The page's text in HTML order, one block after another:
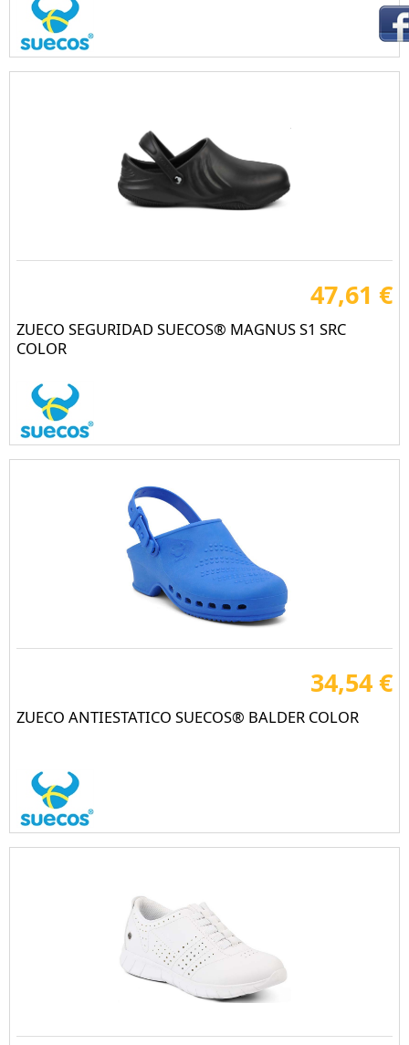
47,61 €
ZUECO SEGURIDAD SUECOS® MAGNUS S1 SRC
COLOR
34,54 €
ZUECO ANTIESTATICO SUECOS® BALDER COLOR